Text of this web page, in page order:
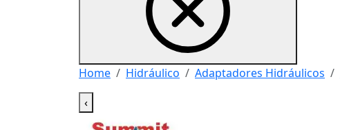
Home Hidráulico Adaptadores Hidráulicos
‹